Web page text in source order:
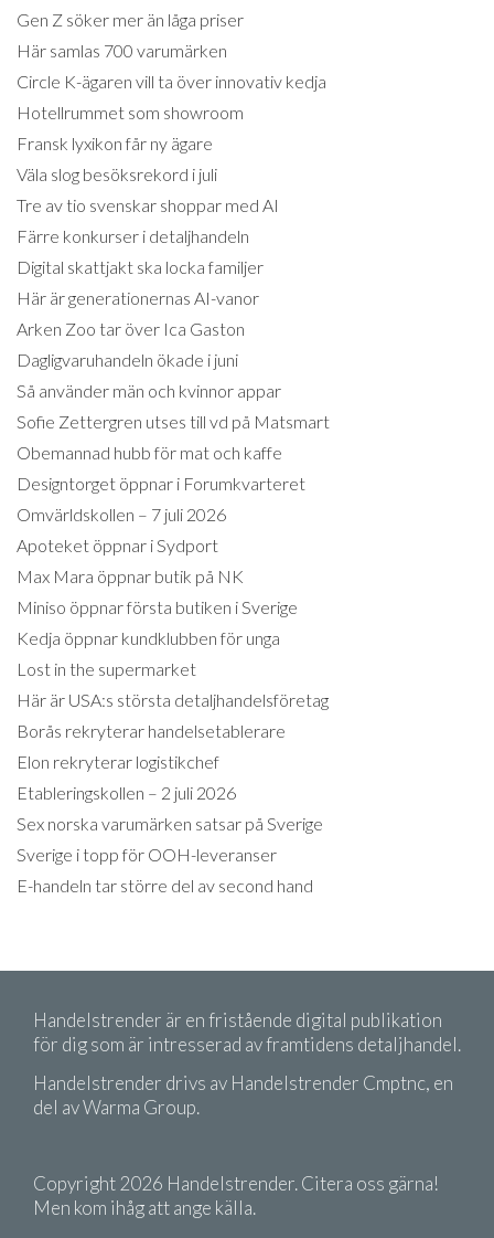
Gen Z söker mer än låga priser
Här samlas 700 varumärken
Circle K-ägaren vill ta över innovativ kedja
Hotellrummet som showroom
Fransk lyxikon får ny ägare
Väla slog besöksrekord i juli
Tre av tio svenskar shoppar med AI
Färre konkurser i detaljhandeln
Digital skattjakt ska locka familjer
Här är generationernas AI-vanor
Arken Zoo tar över Ica Gaston
Dagligvaruhandeln ökade i juni
Så använder män och kvinnor appar
Sofie Zettergren utses till vd på Matsmart
Obemannad hubb för mat och kaffe
Designtorget öppnar i Forumkvarteret
Omvärldskollen – 7 juli 2026
Apoteket öppnar i Sydport
Max Mara öppnar butik på NK
Miniso öppnar första butiken i Sverige
Kedja öppnar kundklubben för unga
Lost in the supermarket
Här är USA:s största detaljhandelsföretag
Borås rekryterar handelsetablerare
Elon rekryterar logistikchef
Etableringskollen – 2 juli 2026
Sex norska varumärken satsar på Sverige
Sverige i topp för OOH-leveranser
E-handeln tar större del av second hand
Handelstrender är en fristående digital publikation
för dig som är intresserad av framtidens detaljhandel.
Handelstrender drivs av Handelstrender Cmptnc, en
del av Warma Group.
Copyright 2026 Handelstrender. Citera oss gärna!
Men kom ihåg att ange källa.